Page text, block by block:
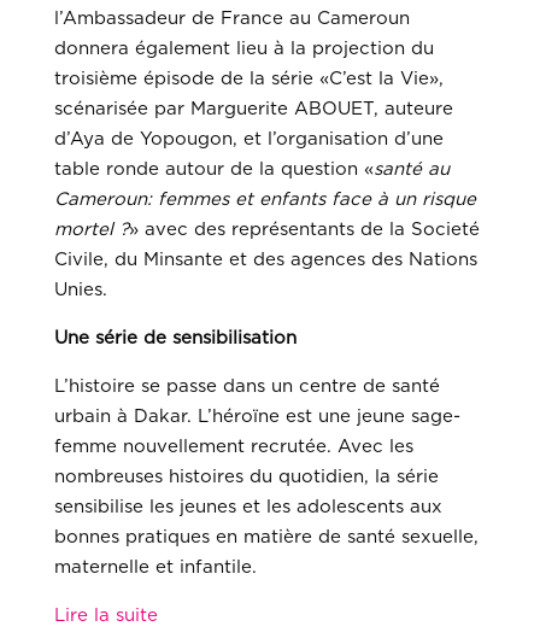
l’Ambassadeur de France au Cameroun
donnera également lieu à la projection du
troisième épisode de la série «C’est la Vie»,
scénarisée par Marguerite ABOUET, auteure
d’Aya de Yopougon, et l’organisation d’une
table ronde autour de la question «santé au
Cameroun: femmes et enfants face à un risque
mortel ?» avec des représentants de la Societé
Civile, du Minsante et des agences des Nations
Unies.
Une série de sensibilisation
L’histoire se passe dans un centre de santé
urbain à Dakar. L’héroïne est une jeune sage-
femme nouvellement recrutée. Avec les
nombreuses histoires du quotidien, la série
sensibilise les jeunes et les adolescents aux
bonnes pratiques en matière de santé sexuelle,
maternelle et infantile.
Lire la suite